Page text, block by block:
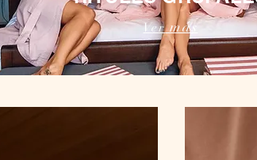
Vermás